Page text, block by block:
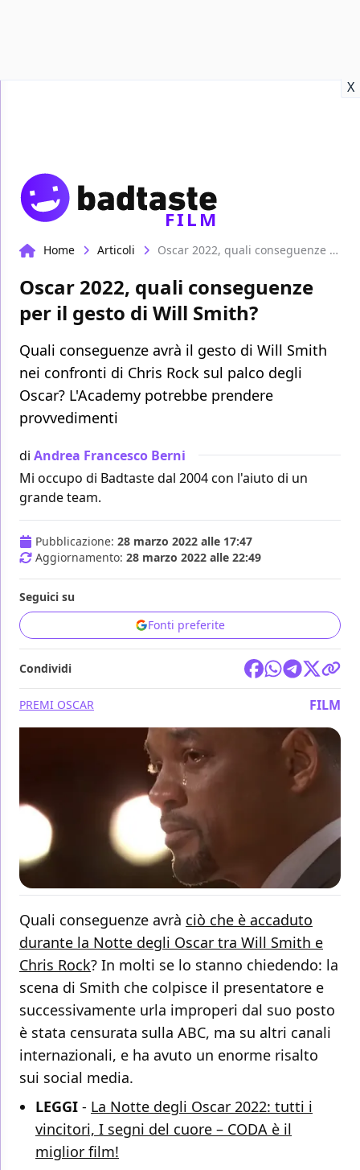
X
FILM
Home Articoli Oscar 2022, quali conseguenze per il gesto di Will Smith?
Oscar 2022, quali conseguenze
per il gesto di Will Smith?
Quali conseguenze avrà il gesto di Will Smith
nei confronti di Chris Rock sul palco degli
Oscar? L'Academy potrebbe prendere
provvedimenti
di Andrea Francesco Berni
Mi occupo di Badtaste dal 2004 con l'aiuto di un
grande team.
Pubblicazione: 28 marzo 2022 alle 17:47
Aggiornamento: 28 marzo 2022 alle 22:49
Seguici su
Fonti preferite
Condividi
PREMI OSCAR FILM
Quali conseguenze avrà ciò che è accaduto
durante la Notte degli Oscar tra Will Smith e
Chris Rock? In molti se lo stanno chiedendo: la
scena di Smith che colpisce il presentatore e
successivamente urla improperi dal suo posto
è stata censurata sulla ABC, ma su altri canali
internazionali, e ha avuto un enorme risalto
sui social media.
LEGGI - La Notte degli Oscar 2022: tutti i
vincitori, I segni del cuore – CODA è il
miglior film!